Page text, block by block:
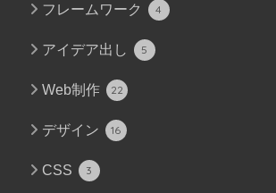
フレームワーク 4
アイデア出し 5
Web制作 22
デザイン 16
CSS 3